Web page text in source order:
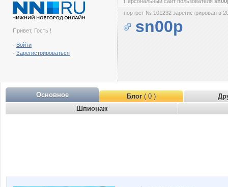
Привет, Гость !
- Войти
- Зарегистрироваться
портрет № 101232 зарегистрирован в
sn00p
Основное Блог( 0 )
Шпионаж